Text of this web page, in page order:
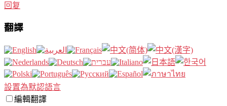
回复
翻譯
設置為默認語言
編輯翻譯